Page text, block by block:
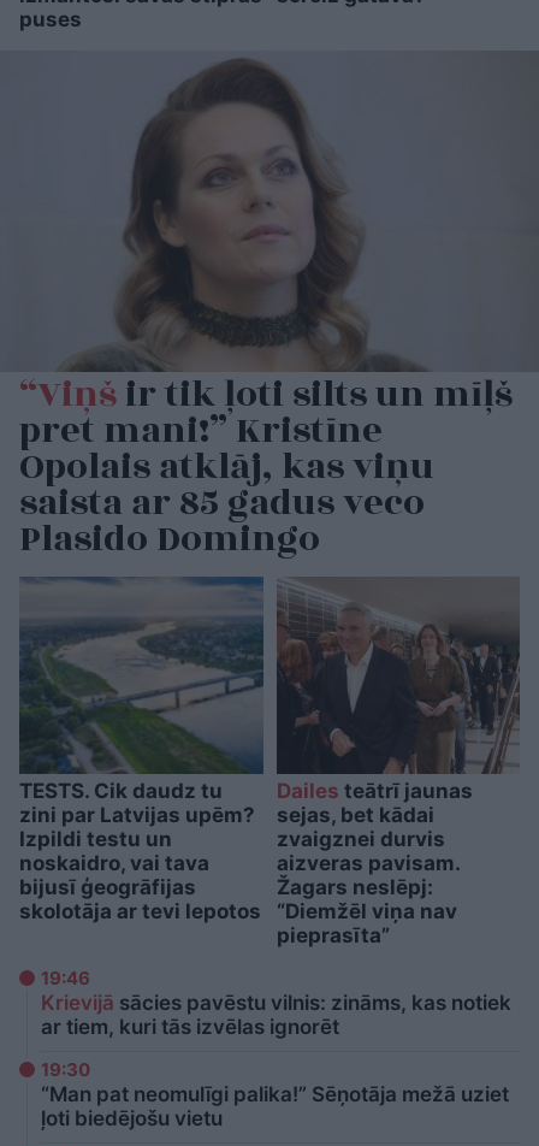
puses
“Viņšir tik ļoti silts un mīļš
pret mani!” Kristīne
Opolais atklāj, kas viņu
saista ar 85 gadus veco
Plasido Domingo
TESTS. Cik daudz tu
zini par Latvijas upēm?
Izpildi testu un
noskaidro, vai tava
bijusī ģeogrāfijas
skolotāja ar tevi lepotos
Dailes teātrī jaunas
sejas, bet kādai
zvaigznei durvis
aizveras pavisam.
Žagars neslēpj:
“Diemžēl viņa nav
pieprasīta”
Krievijā sācies pavēstu vilnis: zināms, kas notiek
ar tiem, kuri tās izvēlas ignorēt
19:46
“Man pat neomulīgi palika!” Sēņotāja mežā uziet
ļoti biedējošu vietu
19:30